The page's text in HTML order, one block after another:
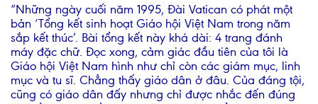
“Những ngày cuối năm 1995, Đài Vatican có phát một
bản ‘Tổng kết sinh hoạt Giáo hội Việt Nam trong năm
sắp kết thúc’. Bài tổng kết này khá dài: 4 trang đánh
máy đặc chữ. Đọc xong, cảm giác đầu tiên của tôi là
Giáo hội Việt Nam hình như chỉ còn các giám mục, linh
mục và tu sĩ. Chẳng thấy giáo dân ở đâu. Của đáng tội,
cũng có giáo dân đấy nhưng chỉ được nhắc đến đúng